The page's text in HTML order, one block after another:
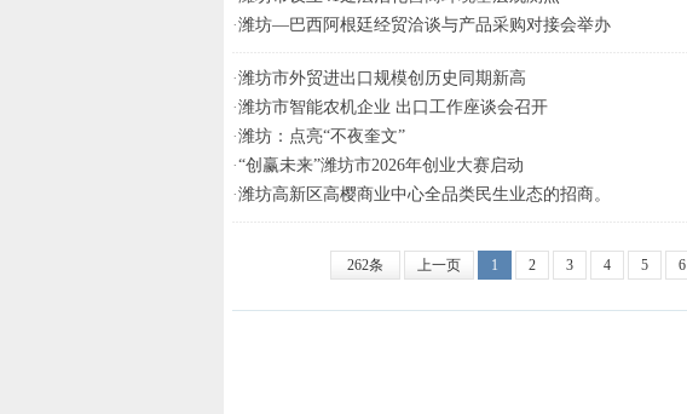
·潍坊—巴西阿根廷经贸洽谈与产品采购对接会举办
·潍坊市外贸进出口规模创历史同期新高
·潍坊市智能农机企业 出口工作座谈会召开
·潍坊：点亮“不夜奎文”
·“创赢未来”潍坊市2026年创业大赛启动
·潍坊高新区高樱商业中心全品类民生业态的招商。
262条 上一页 1 2 3 4 5 6